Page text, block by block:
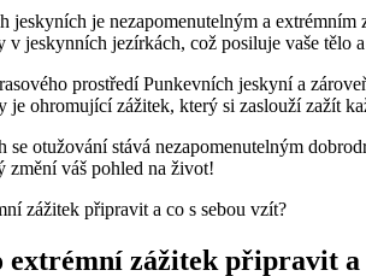
jeskyních je nezapomenutelným a
v jeskynních jezírkách, což posiluje vaše tělo
prostředí Punkevních jeskyní a
je ohromující zážitek, který si zaslouží zažít
otužování stává nezapomenutelným
změní váš pohled na život!
extrémní zážitek připravit a